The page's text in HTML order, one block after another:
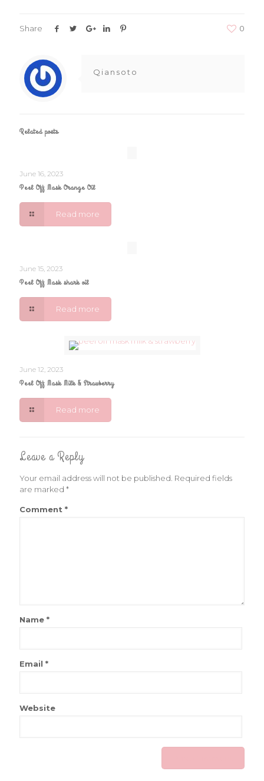
Share 0
Qiansoto
Related posts
June 16, 2023
Peel Off Mask Orange Oil
Read more
June 15, 2023
Peel Off Mask shark oil
Read more
June 12, 2023
Peel Off Mask Milk & Strawberry
Read more
Leave a Reply
Your email address will not be published. Required fields
are marked *
Comment *
Name *
Email *
Website